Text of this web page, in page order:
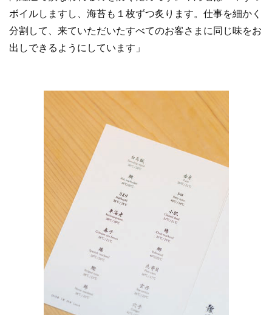
ボイルしますし、海苔も１枚ずつ炙ります。仕事を細かく
分割して、来ていただいたすべてのお客さまに同じ味をお
出しできるようにしています」